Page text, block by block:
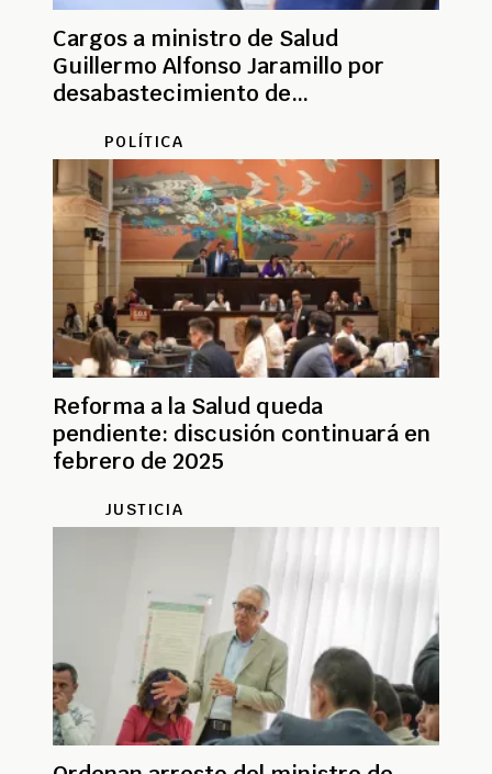
Cargos a ministro de Salud
Guillermo Alfonso Jaramillo por
desabastecimiento de
POLÍTICA
Reforma a la Salud queda
pendiente: discusión continuará en
febrero de 2025
JUSTICIA